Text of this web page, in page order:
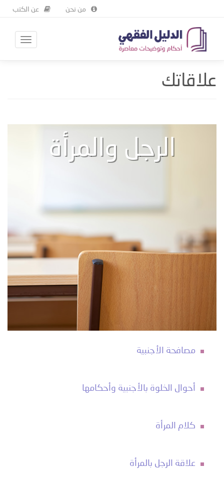
content
عن الكتب من نحن
Toggle
دليل المبتعث علاقاتك
علاقاتك
الرجل والمرأة
مصافحة الأجنبية
أحوال الخلوة بالأجنبية وأحكامها
كلام المرأة
علاقة الرجل بالمرأة